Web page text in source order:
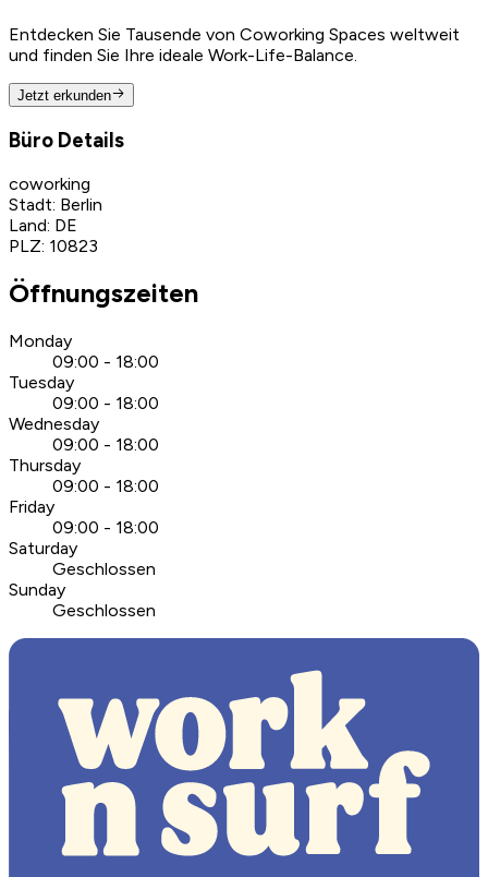
Entdecken Sie Tausende von Coworking Spaces weltweit
und finden Sie Ihre ideale Work-Life-Balance.
Jetzt erkunden
Büro Details
coworking
Stadt: Berlin
Land: DE
PLZ: 10823
Öffnungszeiten
Monday
09:00 - 18:00
Tuesday
09:00 - 18:00
Wednesday
09:00 - 18:00
Thursday
09:00 - 18:00
Friday
09:00 - 18:00
Saturday
Geschlossen
Sunday
Geschlossen